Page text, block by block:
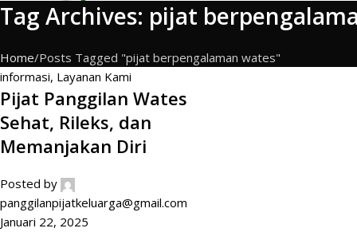
Tag Archives: pijat
Home Posts Tagged "pijat berpengalaman wates"
informasi, Layanan Kami
Pijat Panggilan Wates
Sehat, Rileks, dan
Memanjakan Diri
Posted by
panggilanpijatkeluarga@gmail.com
Januari 22, 2025